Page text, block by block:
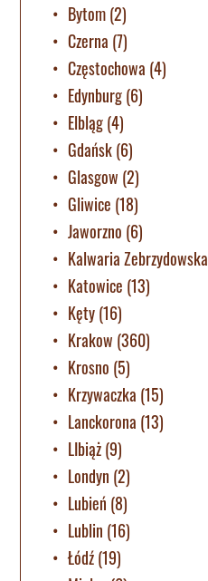
Bytom(2)
Czerna (7)
Częstochowa (4)
Edynburg(6)
Elbląg(4)
Gdańsk(6)
Glasgow (2)
Gliwice (18)
Jaworzno (6)
Kalwaria Zebrzydowska
Katowice (13)
Kęty(16)
Krakow (360)
Krosno (5)
Krzywaczka (15)
Lanckorona (13)
LIbiąż(9)
Londyn (2)
Lubień (8)
Lublin (16)
Łódź(19)